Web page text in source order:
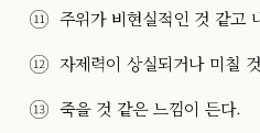
주위가 비현실적인 것 같고
자제력이 상실되거나 미칠
죽을 것 같은 느낌이 든다.